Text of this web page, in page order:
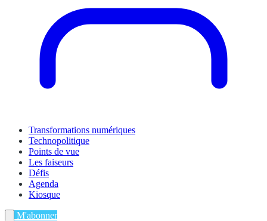
Transformations numériques
Technopolitique
Points de vue
Les faiseurs
Défis
Agenda
Kiosque
M'abonner